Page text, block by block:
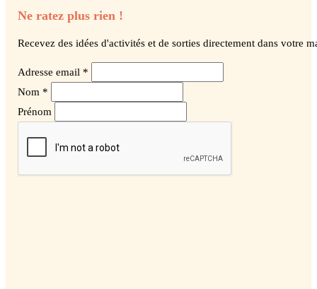
Ne ratez plus rien !
Recevez des idées d'activités et de sorties directement dans votre
Adresse email *
Nom *
Prénom